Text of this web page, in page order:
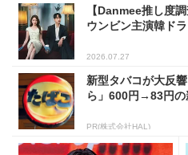
【Danmee推し度
ウンビン主演韓ド
2026.07.27
新型タバコが大反
ら」600円→83円の
PR(株式会社HAL)